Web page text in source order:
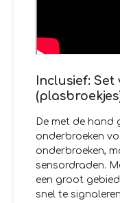
Inclusief: Set
De met de hand
onderbroeken
onderbroeken,
sensordraden.
een groot
snel te